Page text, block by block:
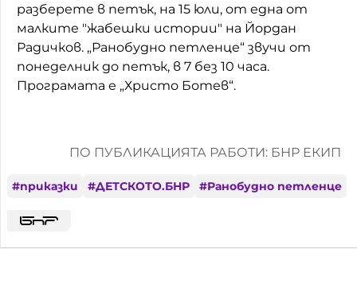
разберете в петък, на 15 юли, от една от
малките "жабешки истории" на Йордан
Радичков. „Ранобудно петленце“ звучи от
понеделник до петък, в 7 без 10 часа.
Програмата е „Христо Ботев“.
ПО ПУБЛИКАЦИЯТА РАБОТИ: БНР ЕКИП
#приказки #ДЕТСКОТО.БНР #Ранобудно петленце